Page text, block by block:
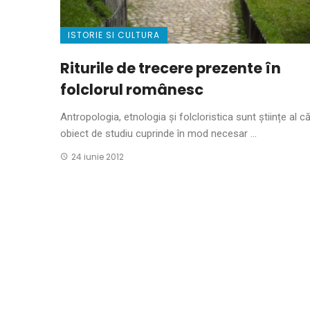
ISTORIE SI CULTURA
Riturile de trecere prezente în
folclorul românesc
Antropologia, etnologia și folcloristica sunt științe al
obiect de studiu cuprinde în mod necesar ...
24 iunie 2012